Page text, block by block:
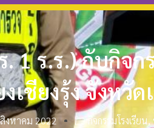
. 1 ร.ร.) กับกิจ
งเชียงรุ้ง จังหวัด
งหาคม 2022 กิจกรรมโรงเรียน,